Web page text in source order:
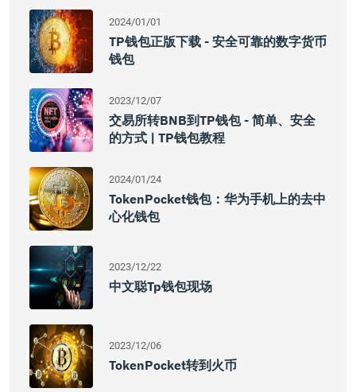
2024/01/01
TP钱包正版下载 - 安全可靠的数字货币
钱包
2023/12/07
交易所转BNB到TP钱包 - 简单、安全
的方式 | TP钱包教程
2024/01/24
TokenPocket钱包：华为手机上的去中
心化钱包
2023/12/22
中文聪tp钱包现场
2023/12/06
TokenPocket转到火币